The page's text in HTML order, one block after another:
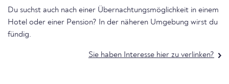
Du suchst auch nach einer Übernachtungsmöglichkeit in einem
Hotel oder einer Pension? In der näheren Umgebung wirst du
fündig.
Sie haben Interesse hier zu verlinken?